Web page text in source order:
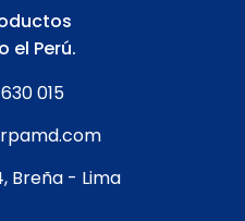
el Perú.
015
Breña - Lima